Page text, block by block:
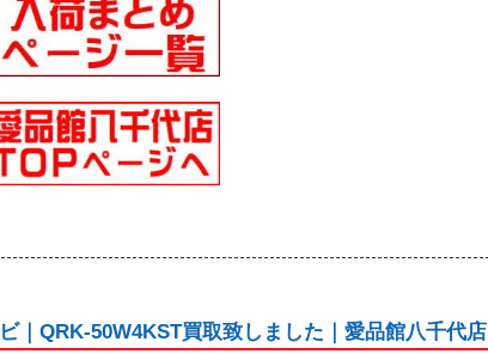
QRK-50W4KST買取致しました｜愛品館八千代店